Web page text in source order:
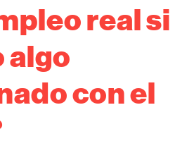
real si
algo
con el